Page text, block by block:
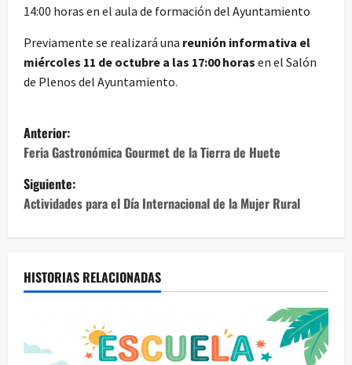
14:00 horas en el aula de formación del Ayuntamiento
Previamente se realizará una reunión informativa el
miércoles 11 de octubre a las 17:00 horas en el Salón
de Plenos del Ayuntamiento.
N
a
v
a
i
Anterior:
Feria Gastronómica Gourmet de la Tierra de Huete
Siguiente:
Actividades para el Día Internacional de la Mujer Rural
HISTORIAS RELACIONADAS